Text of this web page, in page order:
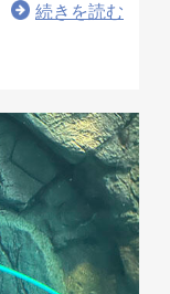
続きを読む